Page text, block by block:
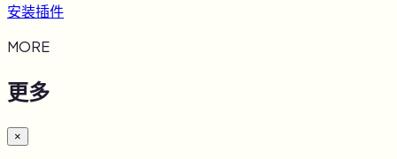
安装插件
MORE
更多
×